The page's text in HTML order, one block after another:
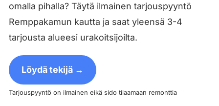
omalla pihalla? Täytä ilmainen tarjouspyyntö
Remppakamun kautta ja saat yleensä 3-4
tarjousta alueesi urakoitsijoilta.
Löydä tekijä →
Tarjouspyyntö on ilmainen eikä sido tilaamaan remonttia